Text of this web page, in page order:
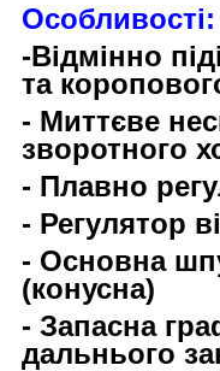
Особливості:
-Відмінно
та
- Миттєве
зворотного
- Плавно
- Регулятор
- Основна
(конусна)
- Запасна
дальнього